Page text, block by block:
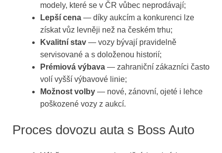
modely, které se v ČR vůbec neprodávají;
Lepší cena — díky aukcím a konkurenci lze
získat vůz levněji než na českém trhu;
Kvalitní stav — vozy bývají pravidelně
servisované a s doloženou historií;
Prémiová výbava — zahraniční zákazníci často
volí vyšší výbavové linie;
Možnost volby — nové, zánovní, ojeté i lehce
poškozené vozy z aukcí.
Proces dovozu auta s Boss Auto